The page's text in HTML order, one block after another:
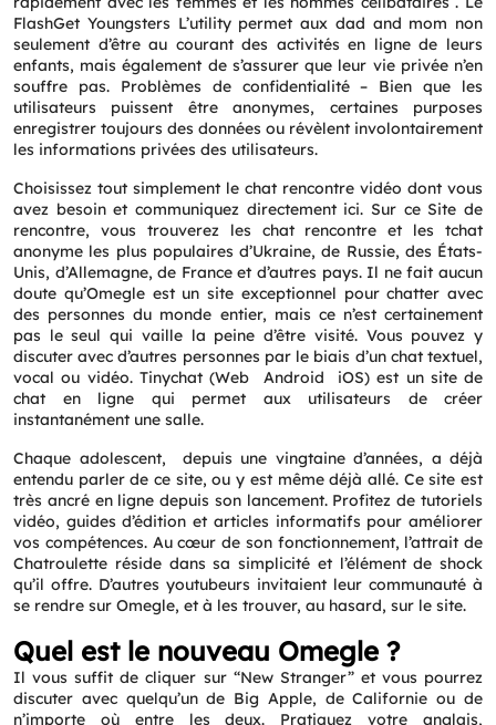
Request a CallBack
FlashGet Youngsters L’utility permet aux dad and mom non
seulement d’être au courant des activités en ligne de leurs
enfants, mais également de s’assurer que leur vie privée n’en
souffre pas. Problèmes de confidentialité – Bien que les
utilisateurs puissent être anonymes, certaines purposes
enregistrer toujours des données ou révèlent involontairement
les informations privées des utilisateurs.
Choisissez tout simplement le chat rencontre vidéo dont vous
avez besoin et communiquez directement ici. Sur ce Site de
rencontre, vous trouverez les chat rencontre et les tchat
anonyme les plus populaires d’Ukraine, de Russie, des États-
Unis, d’Allemagne, de France et d’autres pays. Il ne fait aucun
doute qu’Omegle est un site exceptionnel pour chatter avec
des personnes du monde entier, mais ce n’est certainement
pas le seul qui vaille la peine d’être visité. Vous pouvez y
discuter avec d’autres personnes par le biais d’un chat textuel,
vocal ou vidéo. Tinychat (Web Android iOS) est un site de
chat en ligne qui permet aux utilisateurs de créer
instantanément une salle.
Chaque adolescent, depuis une vingtaine d’années, a déjà
entendu parler de ce site, ou y est même déjà allé. Ce site est
très ancré en ligne depuis son lancement. Profitez de tutoriels
vidéo, guides d’édition et articles informatifs pour améliorer
vos compétences. Au cœur de son fonctionnement, l’attrait de
Chatroulette réside dans sa simplicité et l’élément de shock
qu’il offre. D’autres youtubeurs invitaient leur communauté à
se rendre sur Omegle, et à les trouver, au hasard, sur le site.
Quel est le nouveau Omegle ?
Il vous suffit de cliquer sur “New Stranger” et vous pourrez
discuter avec quelqu’un de Big Apple, de Californie ou de
n’importe où entre les deux. Pratiquez votre anglais,